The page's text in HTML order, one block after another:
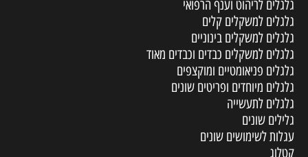
גלגלים לריהוט וענף הרפואי
גלגלים למשקלים קלים
גלגלים למשקלים בינוניים
גלגלים למשקלים כבדים וכבדים מאוד
גלגלים פניאומטיים ומוקצפים
גלגלים מיוחדים ופריטים שונים
גלגלים לתעשייה
גלילים שונים
עגלות לשימושים שונים
קטלוג